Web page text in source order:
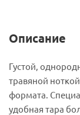
Описание
Густой,
травяной
формата.
удобная тара